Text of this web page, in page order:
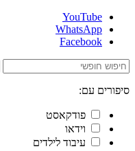
YouTube
WhatsApp
Facebook
סיפורים עם:
פודקאסט
וידאו
עיבוד לילדים